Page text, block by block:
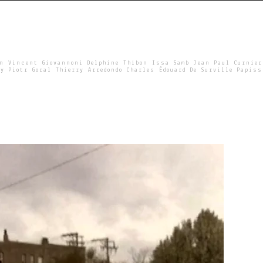
Vincent Giovannoni Delphine Thibon Issa Samb Jean Paul Curnier
Piotr Goral Thierry Arredondo Charles Édouard De Surville Papiss